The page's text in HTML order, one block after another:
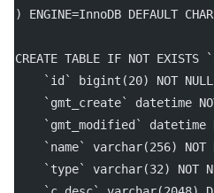
) ENGINE=InnoDB DEFAULT
CREATE TABLE IF NOT EXISTS
`id`
bigint (20) NOT NULL
`gmt_create`
datetime
`gmt_modified`
datetime
`name`
varchar(256) NOT
`type`
varchar(32) NOT